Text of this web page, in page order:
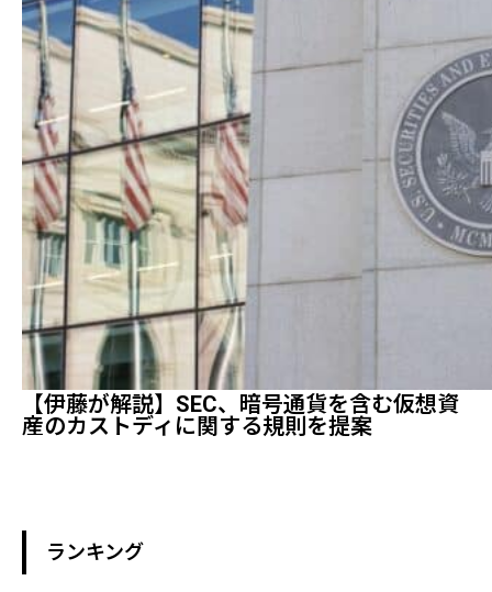
【伊藤が解説】SEC、暗号通貨を含む仮想資
産のカストディに関する規則を提案
ランキング